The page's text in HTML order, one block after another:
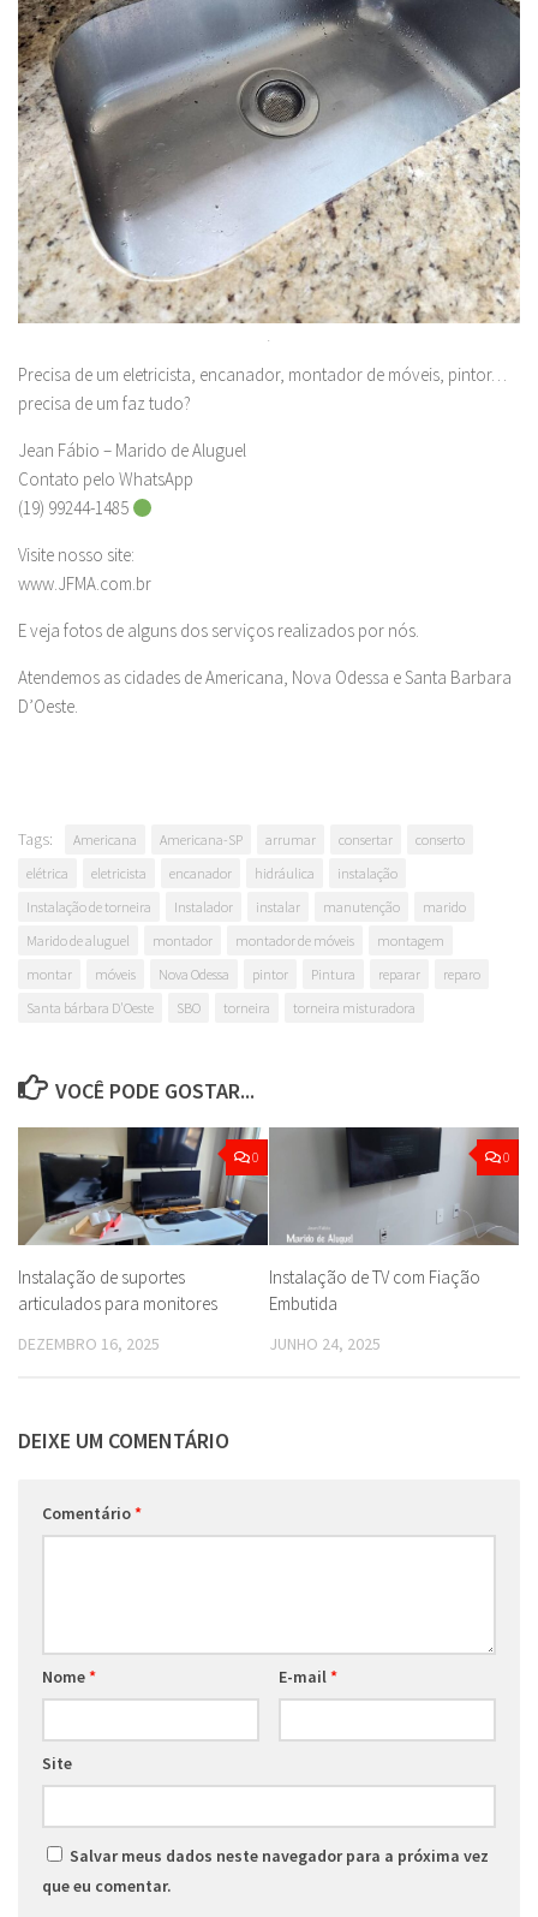
.
Precisa de um eletricista, encanador, montador de móveis, pintor…
precisa de um faz tudo?
Jean Fábio – Marido de Aluguel
Contato pelo WhatsApp
(19) 99244-1485
Visite nosso site:
www.JFMA.com.br
E veja fotos de alguns dos serviços realizados por nós.
Atendemos as cidades de Americana, Nova Odessa e Santa Barbara
D’Oeste.
Tags: Americana Americana-SP arrumar consertar
conserto
elétrica
eletricista encanador hidráulica
instalação
Instalação de torneira
Instalador instalar manutenção
marido
Marido de aluguel
montador montador de móveis
montagem
montar
móveis Nova Odessa pintor Pintura reparar
reparo
Santa bárbara D'Oeste
SBO torneira torneira misturadora
VOCÊ PODE GOSTAR...
0
Instalação de suportes
articulados para monitores
DEZEMBRO 16, 2025
0
Instalação de TV com Fiação
Embutida
JUNHO 24, 2025
DEIXE UM COMENTÁRIO
Comentário*
Nome* E-mail *
Site
Salvar meus dados neste navegador para a próxima vez
que eu comentar.